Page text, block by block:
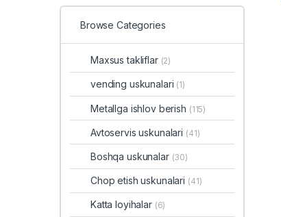
Browse Categories
Maxsus takliflar (2)
vending uskunalari (1)
Metallga ishlov berish (115)
Avtoservis uskunalari (41)
Boshqa uskunalar (30)
Chop etish uskunalari (41)
Katta loyihalar (6)